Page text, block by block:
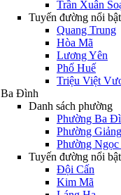
Trần Xuân
Tuyến đường nổi bật
Quang Trung
Hòa Mã
Lương Yên
Phố Huế
Triệu Việt
Ba Đình
Danh sách phường
Phường Ba
Phường
Phường Ngọc
Tuyến đường nổi bật
Đội Cấn
Kim Mã